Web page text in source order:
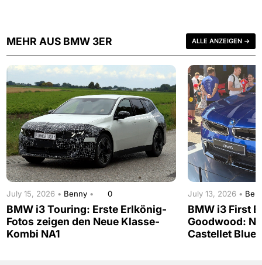
MEHR AUS BMW 3ER ALLE ANZEIGEN →
July 15, 2026 • Benny • 0
BMW i3 Touring: Erste Erlkönig-
Fotos zeigen den Neue Klasse-
Kombi NA1
July 13, 2026 •
BMW i3 First
Goodwood:
Castellet Blue